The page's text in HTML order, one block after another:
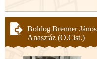
Boldog Brenner János
Anasztáz (O.Cist.)